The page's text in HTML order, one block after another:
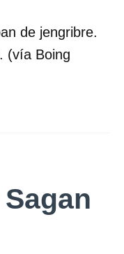
de jengribre.
(vía Boing